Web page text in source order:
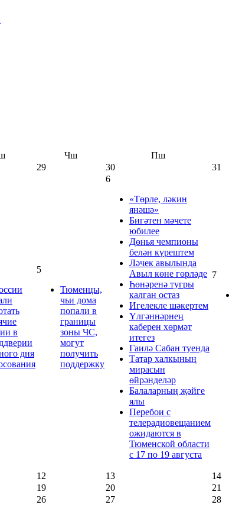
Чш Пш
29 30 31
в
дня
5
Тюменцы,
чьи дома
попали в
границы
зоны ЧС,
могут
получить
поддержку
6
«Төрле, ләкин
янәшә»
Бигәтен мәчете
юбилее
Дөнья чемпионы
белән күрештем
Ләчек авылында
Авыл көне гөрләде
Һөнәренә тугры
калган остаз
Игелекле шәкертем
Үлгәннәрнең
каберен хөрмәт
итегез
Гаилә Сабан туенда
Татар халкының
мирасын
өйрәнделәр
Балаларның җәйге
ялы
Перебои с
телерадиовещанием
ожидаются в
Тюменской области
с 17 по 19 августа
7
12 13 14
19 20 21
26 27 28